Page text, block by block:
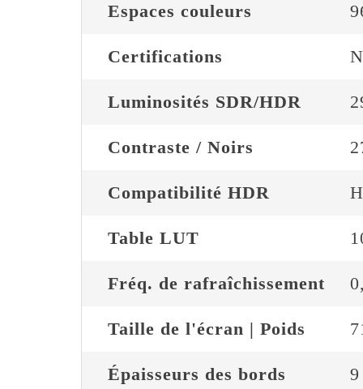
Espaces couleurs
Certifications
Luminosités SDR/HDR
Contraste / Noirs
Compatibilité HDR
Table LUT
Fréq. de rafraîchissement
Taille de l'écran | Poids
Épaisseurs des bords